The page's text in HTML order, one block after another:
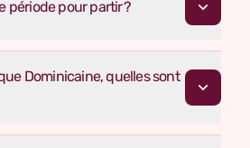
période pour partir ?
Dominicaine, quelles sont